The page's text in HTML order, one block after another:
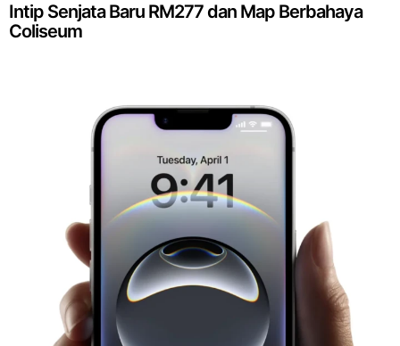
Intip Senjata Baru RM277 dan Map Berbahaya
Coliseum